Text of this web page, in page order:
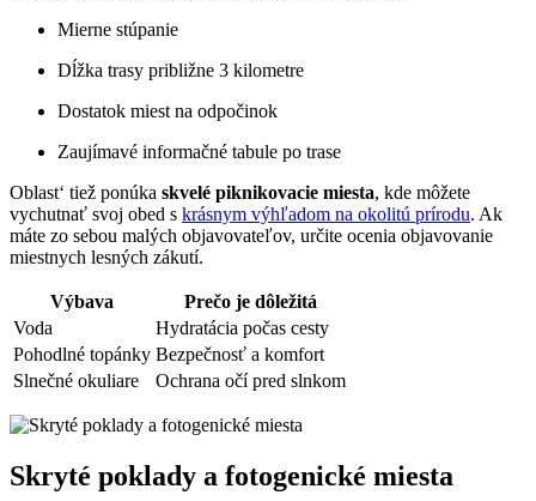
Mierne stúpanie
Dĺžka trasy približne 3 kilometre
Dostatok miest na odpočinok
Zaujímavé informačné tabule po trase
Oblast‘ tiež ponúka skvelé piknikovacie miesta, kde môžete
vychutnať svoj obed s krásnym výhľadom na okolitú prírodu. Ak
máte zo sebou malých objavovateľov, určite ocenia objavovanie
miestnych lesných zákutí.
Výbava
Prečo je dôležitá
Voda
Hydratácia počas cesty
Pohodlné topánky Bezpečnosť a komfort
Slnečné okuliare
Ochrana očí pred slnkom
Skryté poklady a fotogenické miesta